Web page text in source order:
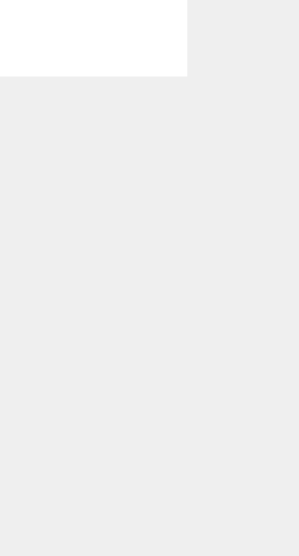
La jornada comenzó a
[…]